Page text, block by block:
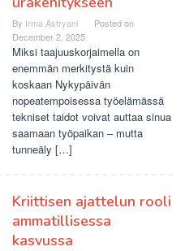
By Irma Astryani
Posted on
December 2, 2025
Miksi taajuuskorjaimella on
enemmän merkitystä kuin
koskaan Nykypäivän
nopeatempoisessa työelämässä
tekniset taidot voivat auttaa sinua
saamaan työpaikan – mutta
tunneäly […]
Kriittisen ajattelun rooli
ammatillisessa
kasvussa